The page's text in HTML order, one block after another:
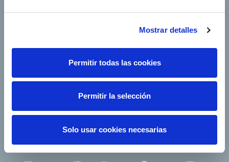
Mostrar detalles
Permitir todas las cookies
Permitir la selección
Solo usar cookies necesarias
Follow us